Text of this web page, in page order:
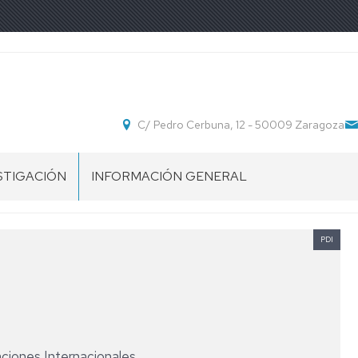
C/ Pedro Cerbuna, 12 - 50009 Zaragoza
INFORMACIÓN GENERAL
PDI